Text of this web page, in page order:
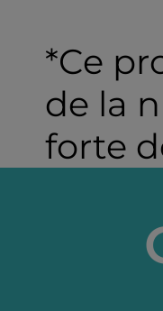
*Ce
de la
forte